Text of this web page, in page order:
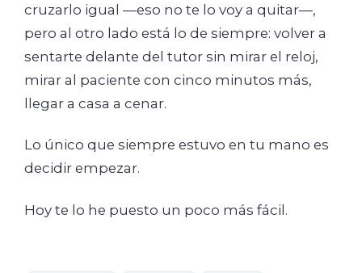
cruzarlo igual —eso no te lo voy a quitar—,
pero al otro lado está lo de siempre: volver a
sentarte delante del tutor sin mirar el reloj,
mirar al paciente con cinco minutos más,
llegar a casa a cenar.
Lo único que siempre estuvo en tu mano es
decidir empezar.
Hoy te lo he puesto un poco más fácil.